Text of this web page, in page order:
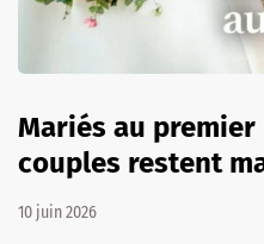
Mariés au premier
couples restent
10 juin 2026